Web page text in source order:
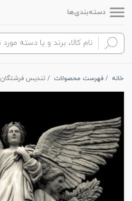
دسته‌بندی‌ها
خانه فهرست محصولات تندیس فرشتگان 2 (3727)